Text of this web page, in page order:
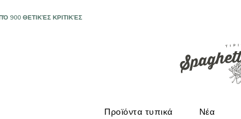
Προϊόντα τυπικά Νέα